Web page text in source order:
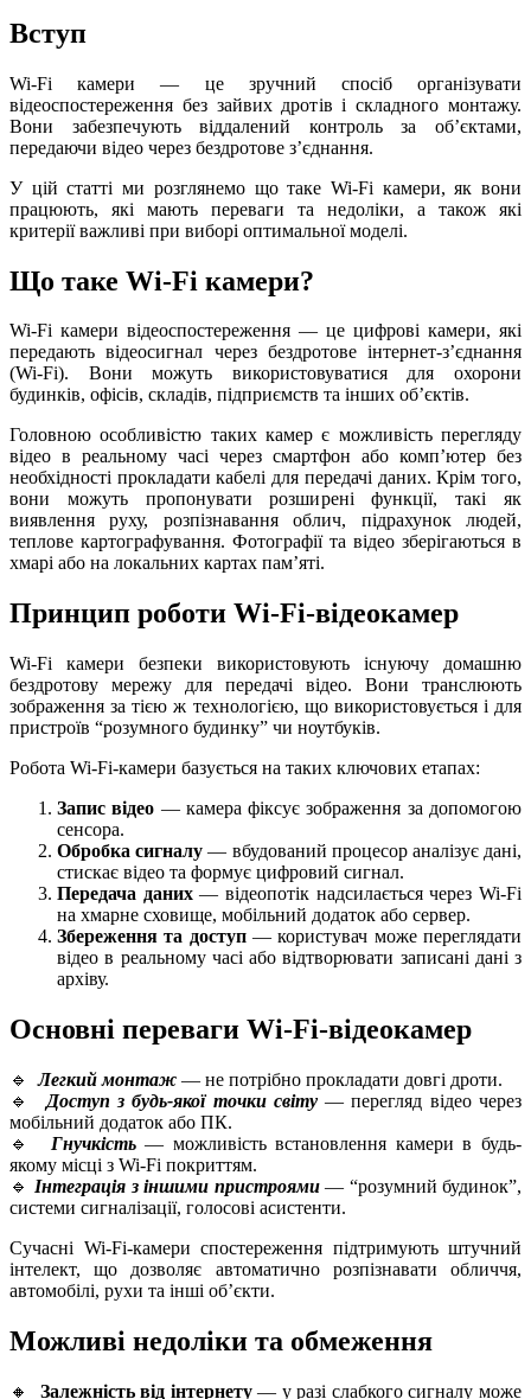
Вступ
Wi-Fi камери — це зручний спосіб організувати
відеоспостереження без зайвих дротів і складного монтажу.
Вони забезпечують віддалений контроль за об’єктами,
передаючи відео через бездротове з’єднання.
У цій статті ми розглянемо що таке Wi-Fi камери, як вони
працюють, які мають переваги та недоліки, а також які
критерії важливі при виборі оптимальної моделі.
Що таке Wi-Fi камери?
Wi-Fi камери відеоспостереження — це цифрові камери, які
передають відеосигнал через бездротове інтернет-з’єднання
(Wi-Fi). Вони можуть використовуватися для охорони
будинків, офісів, складів, підприємств та інших об’єктів.
Головною особливістю таких камер є можливість перегляду
відео в реальному часі через смартфон або комп’ютер без
необхідності прокладати кабелі для передачі даних. Крім того,
вони можуть пропонувати розширені функції, такі як
виявлення руху, розпізнавання облич, підрахунок людей,
теплове картографування. Фотографії та відео зберігаються в
хмарі або на локальних картах пам’яті.
Принцип роботи Wi-Fi-відеокамер
Wi-Fi камери безпеки використовують існуючу домашню
бездротову мережу для передачі відео. Вони транслюють
зображення за тією ж технологією, що використовується і для
пристроїв “розумного будинку” чи ноутбуків.
Робота Wi-Fi-камери базується на таких ключових етапах:
Запис відео — камера фіксує зображення за допомогою
сенсора.
Обробка сигналу — вбудований процесор аналізує дані,
стискає відео та формує цифровий сигнал.
Передача даних— відеопотік надсилається через Wi-Fi
на хмарне сховище, мобільний додаток або сервер.
Збереження та доступ— користувач може переглядати
відео в реальному часі або відтворювати записані дані з
архіву.
Основні переваги Wi-Fi-відеокамер
🔹Легкий монтаж — не потрібно прокладати довгі дроти.
🔹 Доступ з будь-якої точки світу— перегляд відео через
мобільний додаток або ПК.
🔹 Гнучкість— можливість встановлення камери в будь-
якому місці з Wi-Fi покриттям.
🔹 Інтеграція з іншими пристроями— “розумний будинок”,
системи сигналізації, голосові асистенти.
Сучасні Wi-Fi-камери спостереження підтримують штучний
інтелект, що дозволяє автоматично розпізнавати обличчя,
автомобілі, рухи та інші об’єкти.
Можливі недоліки та обмеження
🔸 Залежність від інтернету— у разі слабкого сигналу може